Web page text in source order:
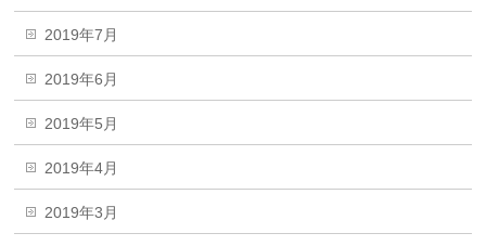
2019年7月
2019年6月
2019年5月
2019年4月
2019年3月